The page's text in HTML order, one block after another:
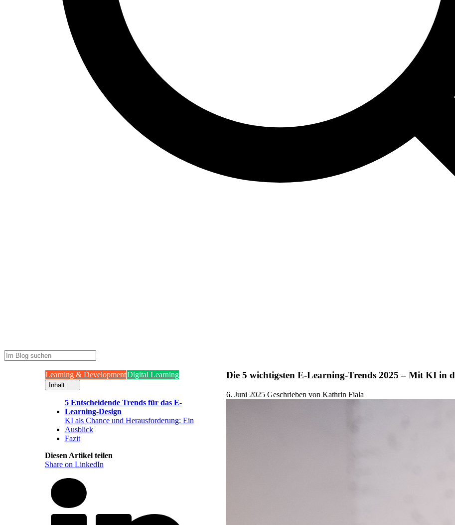
Learning & DevelopmentDigital Learning
Inhalt
5 Entscheidende Trends für das E-
Learning-Design
KI als Chance und Herausforderung: Ein
Ausblick
Fazit
Diesen Artikel teilen
Share on LinkedIn
Die 5 wichtigsten E-Learning-Trends 2025 – Mit KI in
6. Juni 2025 Geschrieben von Kathrin Fiala